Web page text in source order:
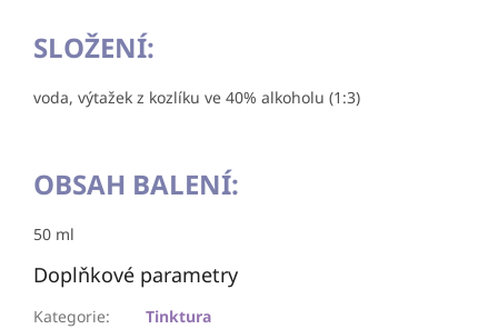
SLOŽENÍ:
voda, výtažek z kozlíku ve 40% alkoholu (1:3)
OBSAH BALENÍ:
50 ml
Doplňkové parametry
Kategorie:
Tinktura